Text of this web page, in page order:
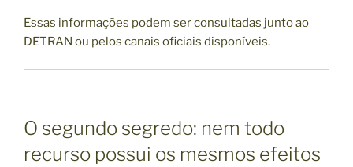
Essas informações podem ser consultadas junto ao
DETRAN ou pelos canais oficiais disponíveis.
O segundo segredo: nem todo
recurso possui os mesmos efeitos